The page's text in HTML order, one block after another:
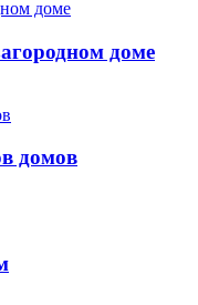
доме
домов